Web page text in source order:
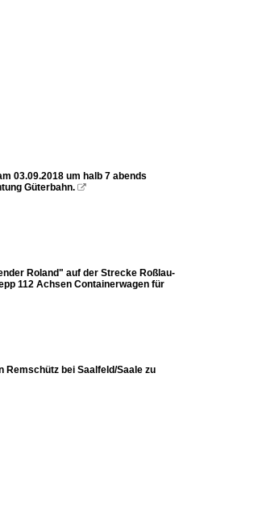
03.09.2018 um halb 7 abends
Güterbahn. 
Roland" auf der Strecke Roßlau-
112 Achsen Containerwagen für
Remschütz bei Saalfeld/Saale zu